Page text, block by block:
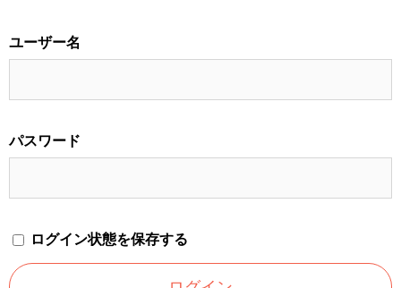
ユーザー名
パスワード
ログイン状態を保存する